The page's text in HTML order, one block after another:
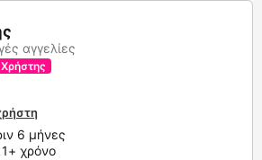
αγγελίες
6 μήνες
χρόνο